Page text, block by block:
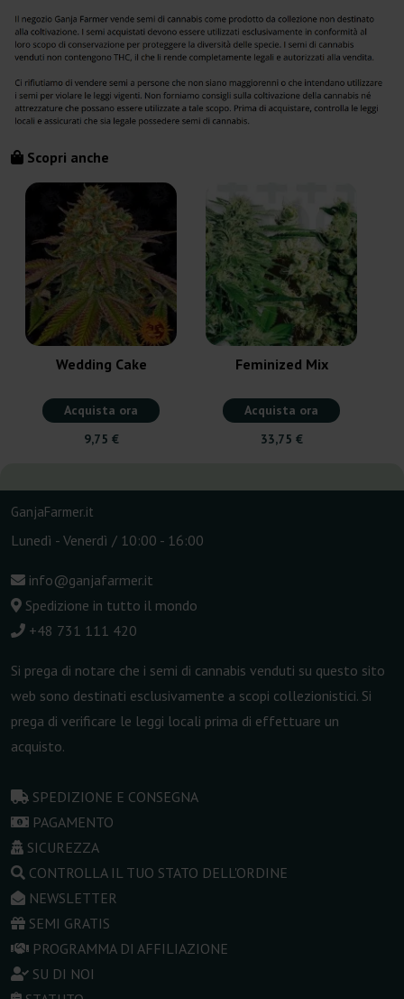
Scopri anche
Wedding Cake
Acquista ora
9,75 €
Feminized Mix
Acquista ora
33,75 €
GanjaFarmer.it
Lunedì - Venerdì / 10:00 - 16:00
info@ganjafarmer.it
Spedizione in tutto il mondo
+48 731 111 420
Si prega di notare che i semi di cannabis venduti su questo sito
web sono destinati esclusivamente a scopi collezionistici. Si
prega di verificare le leggi locali prima di effettuare un
acquisto.
SPEDIZIONE E CONSEGNA
PAGAMENTO
SICUREZZA
CONTROLLA IL TUO STATO DELL'ORDINE
NEWSLETTER
SEMI GRATIS
PROGRAMMA DI AFFILIAZIONE
SU DI NOI